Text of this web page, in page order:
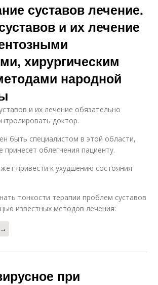
суставов лечение.
и их лечение
хирургическим
народной
и их лечение обязательно
доктор.
быть специалистом в этой области,
принесет облегчения пациенту.
привести к ухудшению состояния
тонкости терапии проблем суставов
известных методов лечения:
при